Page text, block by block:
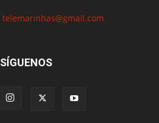
telemarinhas@gmail.com
SÍGUENOS